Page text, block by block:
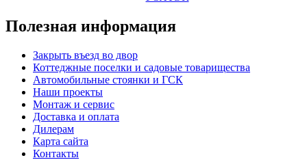
Полезная информация
Закрыть въезд во двор
Коттеджные поселки и садовые товарищества
Автомобильные стоянки и ГСК
Наши проекты
Монтаж и сервис
Доставка и оплата
Дилерам
Карта сайта
Контакты